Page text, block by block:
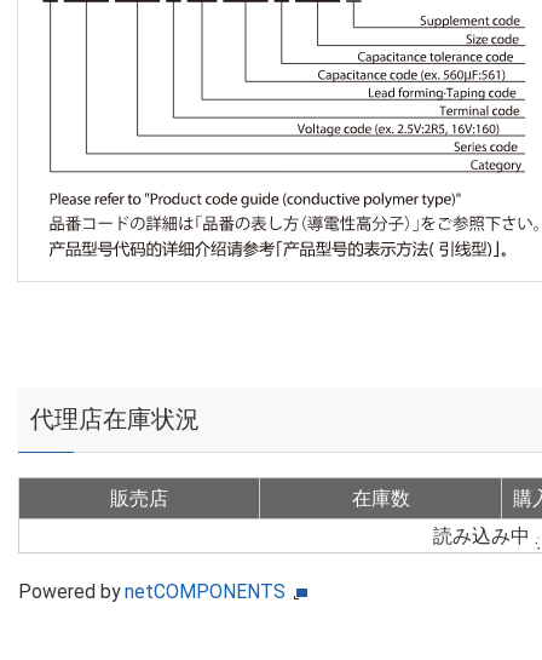
代理店在庫状況
販売店 在庫数
購
読み込み中
Powered bynetCOMPONENTS